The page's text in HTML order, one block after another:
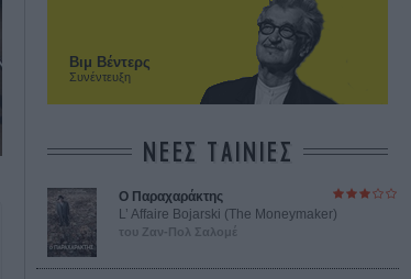
Βιμ Βέντερς
Συνέντευξη
ΝΕΕΣ ΤΑΙΝΙΕΣ
Ο Παραχαράκτης
L’ Affaire Bojarski (The Moneymaker)
του Ζαν-Πολ Σαλομέ